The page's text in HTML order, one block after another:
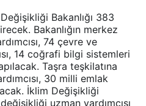
Bakanlığı 383
Bakanlığın merkez
74 çevre ve
14 coğrafi bilgi sistemleri
Taşra teşkilatına
30 milli emlak
İklim Değişikliği
uzman yardımcısı